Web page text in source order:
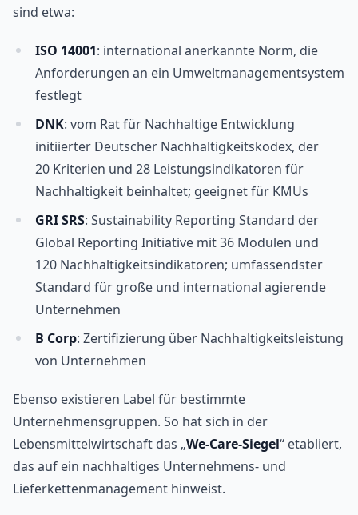
sind etwa:
ISO 14001: international anerkannte Norm, die
Anforderungen an ein Umweltmanagementsystem
festlegt
DNK: vom Rat für Nachhaltige Entwicklung
initiierter Deutscher Nachhaltigkeitskodex, der
20 Kriterien und 28 Leistungsindikatoren für
Nachhaltigkeit beinhaltet; geeignet für KMUs
GRI SRS: Sustainability Reporting Standard der
Global Reporting Initiative mit 36 Modulen und
120 Nachhaltigkeitsindikatoren; umfassendster
Standard für große und international agierende
Unternehmen
B Corp: Zertifizierung über Nachhaltigkeitsleistung
von Unternehmen
Ebenso existieren Label für bestimmte
Unternehmensgruppen. So hat sich in der
Lebensmittelwirtschaft das „We-Care-Siegel“ etabliert,
das auf ein nachhaltiges Unternehmens- und
Lieferkettenmanagement hinweist.